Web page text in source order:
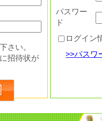
さい。
招待状が
パスワー
ド
ログイン
>>パスワ